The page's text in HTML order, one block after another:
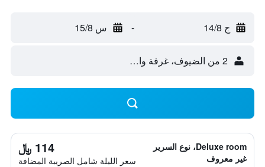
ج 14/8 - س 15/8
2 من الضيوف، غرفة واحدة
Deluxe room، نوع السرير
غير معروف
114 ﷼
سعر الليلة شامل الصريبة المضافة